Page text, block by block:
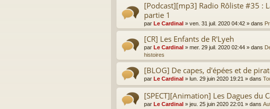
[Podcast][mp3] Radio Rôliste #35 :
partie 1
par Le Cardinal » ven. 31 juil. 2020 04:42 » dans
[CR] Les Enfants de R'Lyeh
par Le Cardinal » mer. 29 juil. 2020 02:44 » dans
histoires
[BLOG] De capes, d'épées et de
par Le Cardinal » lun. 29 juin 2020 19:21 » dans
[SPECT][Animation] Les Dagues du
par Le Cardinal » jeu. 25 juin 2020 22:01 » dans